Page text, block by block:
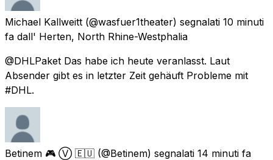
Michael Kallweitt (@wasfuer1theater) segnalati 10 minuti
fa dall' Herten, North Rhine-Westphalia
@DHLPaket Das habe ich heute veranlasst. Laut
Absender gibt es in letzter Zeit gehäuft Probleme mit
#DHL.
Betinem 🎮 Ⓥ 🇪🇺 (@Betinem) segnalati 14 minuti fa